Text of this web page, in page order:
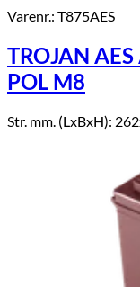
Varenr.: T875AES
TROJAN
POL M8
Str. mm. (LxBxH):